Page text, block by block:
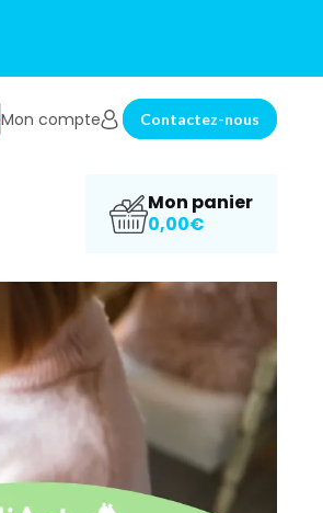
Mon compte Contactez-nous
Mon panier
0,00€